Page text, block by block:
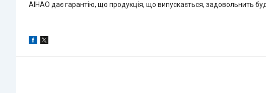
AIHAO дає гарантію, що продукція, що випускається, задовольнить